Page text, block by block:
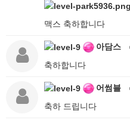
맥스 축하합니다
아담스
축하합니다
어썸블
축하 드립니다